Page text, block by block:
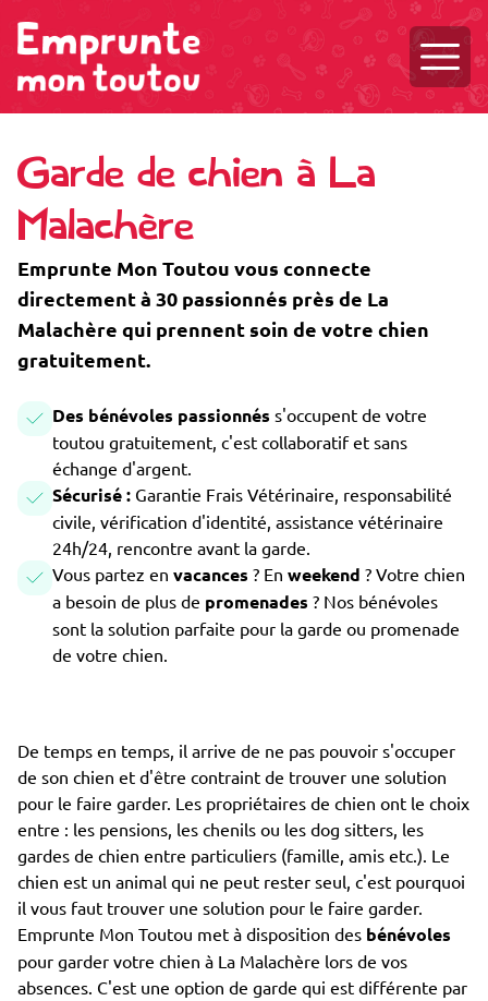
Garde de chien à La
Malachère
Emprunte Mon Toutou vous connecte
directement à 30 passionnés près de La
Malachère qui prennent soin de votre chien
gratuitement.
Des bénévoles passionnés s'occupent de votre
toutou gratuitement, c'est collaboratif et sans
échange d'argent.
Sécurisé : Garantie Frais Vétérinaire, responsabilité
civile, vérification d'identité, assistance vétérinaire
24h/24, rencontre avant la garde.
Vous partez en vacances ? En weekend ? Votre chien
a besoin de plus de promenades ? Nos bénévoles
sont la solution parfaite pour la garde ou promenade
de votre chien.
De temps en temps, il arrive de ne pas pouvoir s'occuper
de son chien et d'être contraint de trouver une solution
pour le faire garder. Les propriétaires de chien ont le choix
entre : les pensions, les chenils ou les dog sitters, les
gardes de chien entre particuliers (famille, amis etc.). Le
chien est un animal qui ne peut rester seul, c'est pourquoi
il vous faut trouver une solution pour le faire garder.
Emprunte Mon Toutou met à disposition des bénévoles
pour garder votre chien à La Malachère lors de vos
absences. C'est une option de garde qui est différente par